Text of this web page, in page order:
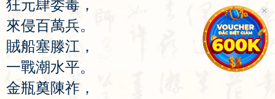
狂元肆委毒 ，
來侵百萬兵。
賊船塞滕江 ，
一戰潮水平。
金瓶奠陳祚 ，